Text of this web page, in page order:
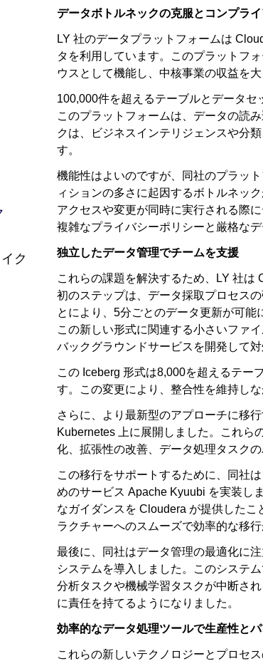
ク
データボトルネックの克服とコンプラ
LY 社のデータプラットフォームは
タを利用しています。このプラットフ
ウスとして機能し、中核事業の収益を
100,000件を超えるテーブルとデータ
このプラットフォームは、データの読
クは、ビジネスインテリジェンスや分
す。
機能性はよいのですが、同社のプラッ
ィションの多さに起因するボトルネッ
アクセスや変更が同時に実行される際
複雑なプライバシーポリシーと厳格な
独立したデータ管理でチームを支援
これらの課題を解決するため、LY 社
初のステップは、データ採取プロセス
とにより、5分ごとのデータ更新が可能
この新しい形式に関連する小さいファ
バックグラウンドサービスを開発して対
この Iceberg 形式は8,000を超えるテー
す。この変更により、整合性を維持し
さらに、より最新型のアプローチに移
Kubernetes 上に展開しました。これら
化、拡張性の改善、データ処理タスク
この移行をサポートするために、同社
めのサービス Apache Kyuubi を実装し
なガイダンスを Cloudera が提供した
ラクチャーへのスムーズで効率的な移行
最後に、同社はデータ管理の最適化に
システムを導入しました。このシステ
分析タスクや機械学習タスクが中断さ
に責任を持てるようになりました。
効率的なデータ処理ツールで生産性と
これらの新しいテクノロジーとプロセ